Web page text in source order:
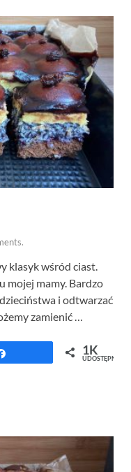
klasyk wśród ciast.
mojej mamy. Bardzo
i odtwarzać
zamienić …
1K
UDOSTĘPNIEŃ